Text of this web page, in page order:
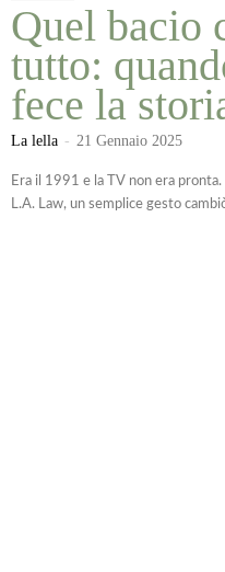
Quel bacio
tutto:
fece la
La lella - 21 Gennaio 2025
Era il 1991 e la TV non era
L.A. Law, un semplice gesto